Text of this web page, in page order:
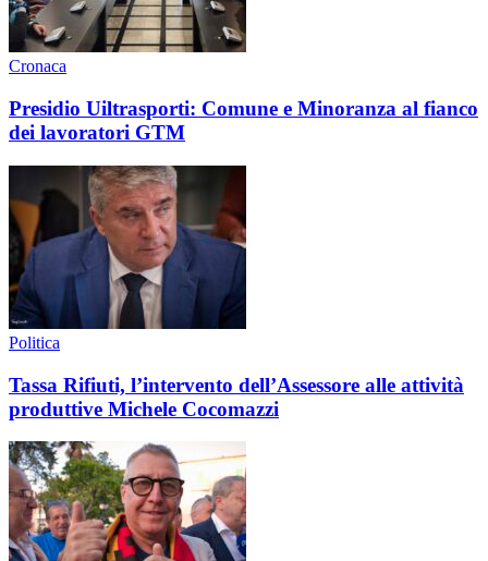
Cronaca
Presidio Uiltrasporti: Comune e Minoranza al fianco
dei lavoratori GTM
Politica
Tassa Rifiuti, l’intervento dell’Assessore alle attività
produttive Michele Cocomazzi